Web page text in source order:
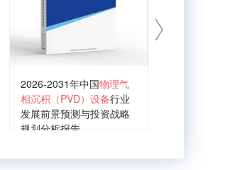
2026-2031年中国物理气
相沉积（PVD）设备行业
发展前景预测与投资战略
规划分析报告